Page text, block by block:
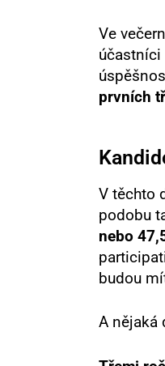
Ve
účastníci
prvních
V těchto
podobu
nebo
budou
A nějaká